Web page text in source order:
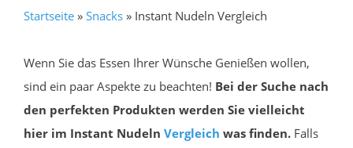
Startseite » Snacks » Instant Nudeln Vergleich
Wenn Sie das Essen Ihrer Wünsche Genießen wollen,
sind ein paar Aspekte zu beachten! Bei der Suche nach
den perfekten Produkten werden Sie vielleicht
hier im Instant Nudeln Vergleich was finden. Falls